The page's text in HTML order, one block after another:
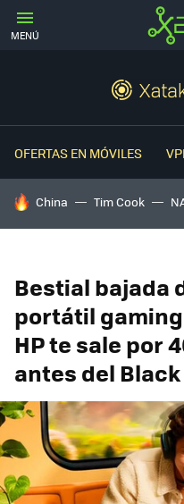
MENÚ
OFERTAS EN MÓVILES
HOY SE HABLA DE
China Tim Cook
Bestial bajada
portátil
HP te sale por
antes del